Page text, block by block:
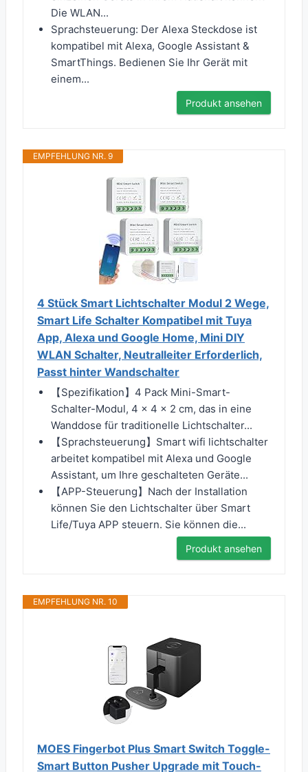
Die WLAN...
Sprachsteuerung: Der Alexa Steckdose ist
kompatibel mit Alexa, Google Assistant &
SmartThings. Bedienen Sie Ihr Gerät mit
einem...
Produkt ansehen
EMPFEHLUNG NR. 9
4 Stück Smart Lichtschalter Modul 2 Wege,
Smart Life Schalter Kompatibel mit Tuya
App, Alexa und Google Home, Mini DIY
WLAN Schalter, Neutralleiter Erforderlich,
Passt hinter Wandschalter
【Spezifikation】4 Pack Mini-Smart-
Schalter-Modul, 4 x 4 x 2 cm, das in eine
Wanddose für traditionelle Lichtschalter...
【Sprachsteuerung】Smart wifi lichtschalter
arbeitet kompatibel mit Alexa und Google
Assistant, um Ihre geschalteten Geräte...
【APP-Steuerung】Nach der Installation
können Sie den Lichtschalter über Smart
Life/Tuya APP steuern. Sie können die...
Produkt ansehen
EMPFEHLUNG NR. 10
MOES Fingerbot Plus Smart Switch Toggle-
Smart Button Pusher Upgrade mit Touch-